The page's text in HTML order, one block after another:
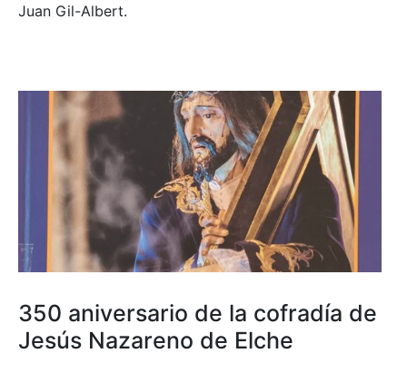
Juan Gil-Albert.
350 aniversario de la cofradía de
Jesús Nazareno de Elche